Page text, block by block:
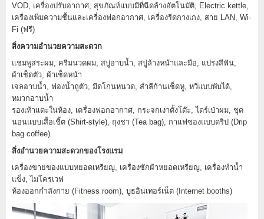
VOD, เครื่องปรับอากาศ, สุขภัณท์แบบมีที่ฉีดล้างอัตโนมัติ, Electric kettle,
เครื่องเพิ่มความชื้นและเครื่องฟอกอากาศ, เครื่องรีดกางเกง, สาย LAN, Wi-
Fi (ฟรี)
สิ่งความอำนวยความสะดวก
แชมพูสระผม, ครีมนวดผม, สบู่อาบน้ำ, สบู่ล้างหน้าและมือ, แปรงสีฟัน,
ผ้าเช็ดตัว, ผ้าเช็ดหน้า
เจลอาบน้ำ, ฟองน้ำถูตัว, มีดโกนหนวด, สำลีก้านเช็ดหู, หวีแบบพับได้,
หมวกอาบน้ำ
รองเท้าแตะในห้อง, เครื่องฟอกอากาศ, กระจกเงาตั้งโต๊ะ, ไดร์เป่าผม, ชุด
นอนแบบเสื้อเชิ้ต (Shirt-style), ถุงชา (Tea bag), กาแฟซองแบบดริป (Drip
bag coffee)
สิ่งอำนวยความสะดวกของโรงแรม
เครื่องขายของแบบหยอดเหรียญ, เครื่องซักผ้าหยอดเหรียญ, เครื่องทำน้ำ
แข็ง, ไมโครเวฟ
ห้องออกกำลังกาย (Fitness room), บูธอินเทอร์เน็ต (Internet booths)